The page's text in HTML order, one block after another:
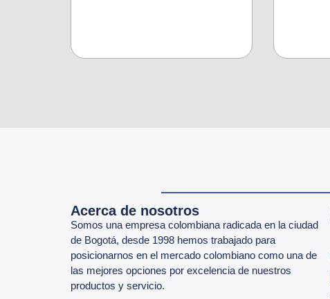
Acerca de nosotros
Somos una empresa colombiana radicada en la ciudad
de Bogotá, desde 1998 hemos trabajado para
posicionarnos en el mercado colombiano como una de
las mejores opciones por excelencia de nuestros
productos y servicio.